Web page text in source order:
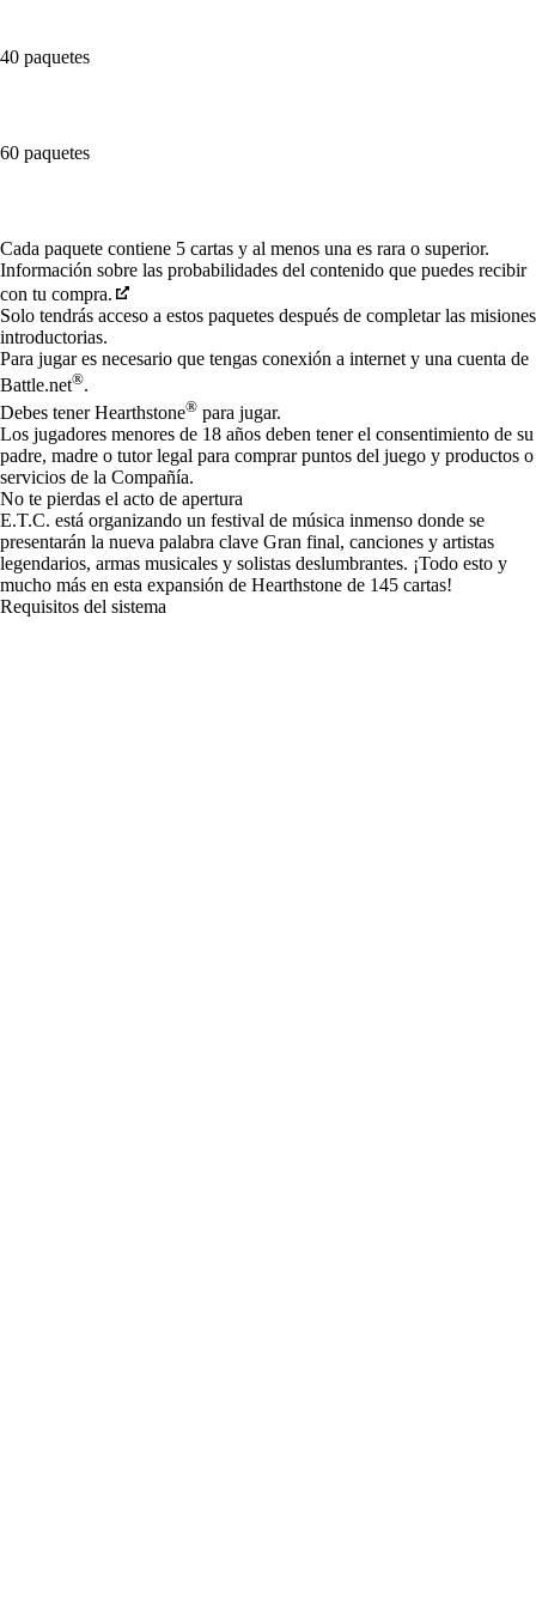
40 paquetes
60 paquetes
Available actions
Cada paquete contiene 5 cartas y al menos una es rara o superior.
Información sobre las probabilidades del contenido que puedes recibir
con tu compra.
Solo tendrás acceso a estos paquetes después de completar las misiones
introductorias.
Para jugar es necesario que tengas conexión a internet y una cuenta de
Battle.net®.
Debes tener Hearthstone® para jugar.
Los jugadores menores de 18 años deben tener el consentimiento de su
padre, madre o tutor legal para comprar puntos del juego y productos o
servicios de la Compañía.
No te pierdas el acto de apertura
E.T.C. está organizando un festival de música inmenso donde se
presentarán la nueva palabra clave Gran final, canciones y artistas
legendarios, armas musicales y solistas deslumbrantes. ¡Todo esto y
mucho más en esta expansión de Hearthstone de 145 cartas!
Requisitos del sistema